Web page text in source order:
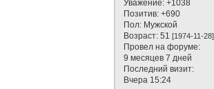
Уважение: +1038
Позитив: +690
Пол: Мужской
Возраст: 51[1974-11-28]
Провел на форуме:
9 месяцев 7 дней
Последний визит:
Вчера 15:24